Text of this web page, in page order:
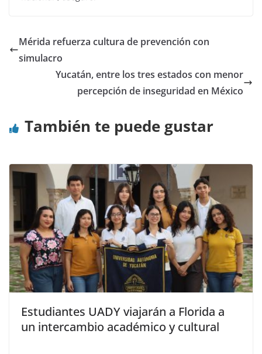
Mérida refuerza cultura de prevención con
simulacro
Yucatán, entre los tres estados con menor
percepción de inseguridad en México
También te puede gustar
Estudiantes UADY viajarán a Florida a
un intercambio académico y cultural